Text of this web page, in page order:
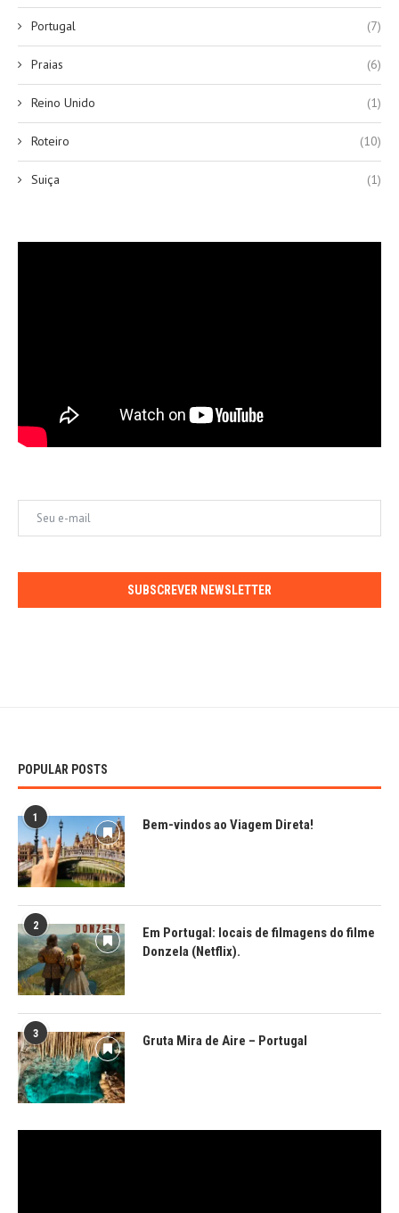
Portugal (7)
Praias (6)
Reino Unido (1)
Roteiro (10)
Suiça (1)
SUBSCREVER NEWSLETTER
POPULAR POSTS
1 Bem-vindos ao Viagem Direta!
2
Em Portugal: locais de filmagens do filme
Donzela (Netflix).
3 Gruta Mira de Aire – Portugal